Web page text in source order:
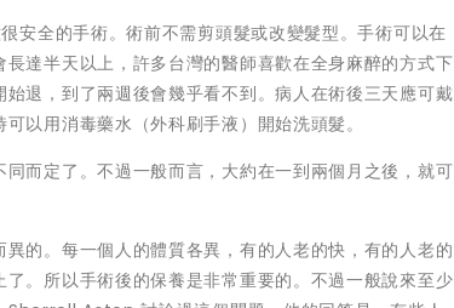
安全的手術。術前不需剪頭髮或改變髮型。手術可以在
達半天以上，許多台灣的醫師喜歡在全身麻醉的方式下
退，到了兩週後會幾乎看不到。病人在術後三天應可戴
以用消毒藥水（外科刷手液）開始洗頭髮。
而定了。不過一般而言，大約在一到兩個月之後，就可
的。每一個人的體質各異，有的人老的快，有的人老的
。所以手術後的保養是非常重要的。不過一般說來至少